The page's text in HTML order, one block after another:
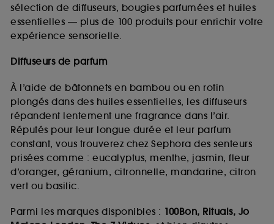
sélection de diffuseurs, bougies parfumées et huiles
essentielles — plus de 100 produits pour enrichir votre
expérience sensorielle.
Diffuseurs de parfum
À l’aide de bâtonnets en bambou ou en rotin
plongés dans des huiles essentielles, les diffuseurs
répandent lentement une fragrance dans l’air.
Réputés pour leur longue durée et leur parfum
constant, vous trouverez chez Sephora des senteurs
prisées comme : eucalyptus, menthe, jasmin, fleur
d’oranger, géranium, citronnelle, mandarine, citron
vert ou basilic.
Parmi les marques disponibles : 100Bon, Rituals, Jo